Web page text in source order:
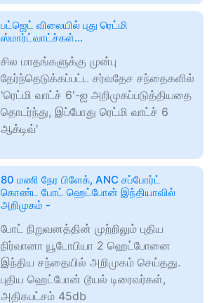
பட்ஜெட் விலையில் புது ரெட்மி
ஸ்மார்ட்வாட்ச்கள்...
சில மாதங்களுக்கு முன்பு
தேர்ந்தெடுக்கப்பட்ட சர்வதேச சந்தைகளில்
'ரெட்மி வாட்ச் 6'-ஐ அறிமுகப்படுத்தியதை
தொடர்ந்து, இப்போது ரெட்மி வாட்ச் 6
ஆக்டிவ்'
80 மணி நேர பிளேக், ANC சப்போர்ட்
கொண்ட போட் ஹெட்போன் இந்தியாவில்
அறிமுகம் -
போட் நிறுவனத்தின் முற்றிலும் புதிய
நிர்வானா யூடோபியா 2 ஹெட்போனை
இந்திய சந்தையில் அறிமுகம் செய்தது.
புதிய ஹெட்போன் டூயல் டிரைவர்கள்,
அதிகபட்சம் 45db